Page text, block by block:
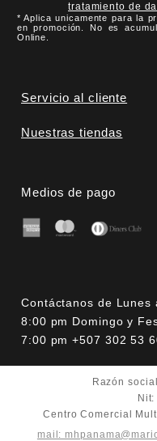
tratamiento de
* Aplica unicamente para la
en promoción. No es
Online.
Servicio al cliente
Nuestras tiendas
Medios de pago
Contáctanos de Lunes
8:00 pm Domingo y
7:00 pm +507 302 53
Razón
Centro Comercial
mail: